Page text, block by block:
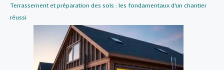
Terrassement et préparation des sols : les fondamentaux d’un chantier
réussi